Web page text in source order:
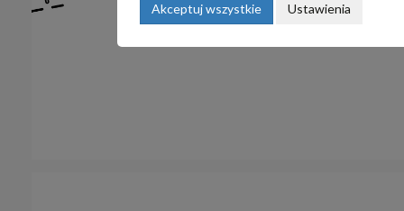
Akceptuj wszystkie Ustawienia